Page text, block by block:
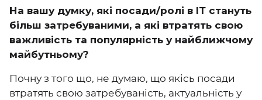
На вашу думку, які посади/ролі в ІТ стануть
більш затребуваними, а які втратять свою
важливість та популярність у найближчому
майбутньому?
Почну з того що, не думаю, що якісь посади
втратять свою затребуваність, актуальність у